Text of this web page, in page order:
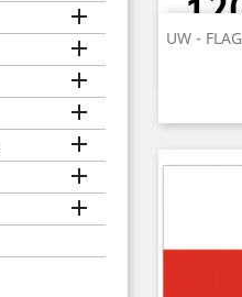







UW -